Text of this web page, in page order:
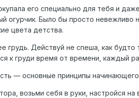
его специально для тебя и
огурчик. Было бы просто невежливо
цвета детства.
грудь. Действуй не спеша, как
к груди время от времени, каждый
— основные принципы
возьми себя в руки, настройся